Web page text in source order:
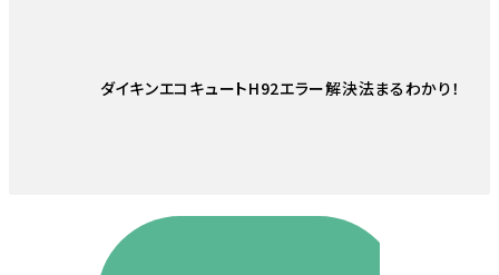
ダイキンエコキュートH92エラー解決法まるわかり！